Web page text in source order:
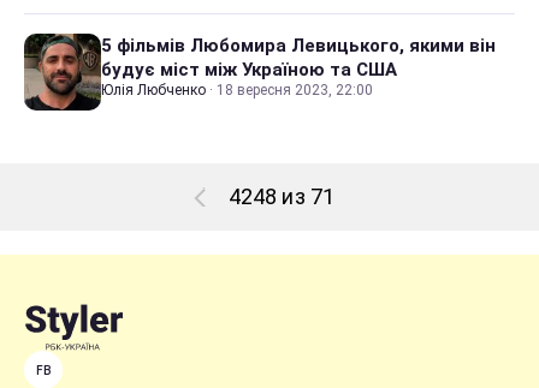
5 фільмів Любомира Левицького, якими він
будує міст між Україною та США
Юлія Любченко · 18 вересня 2023, 22:00
4248 из 71
FB